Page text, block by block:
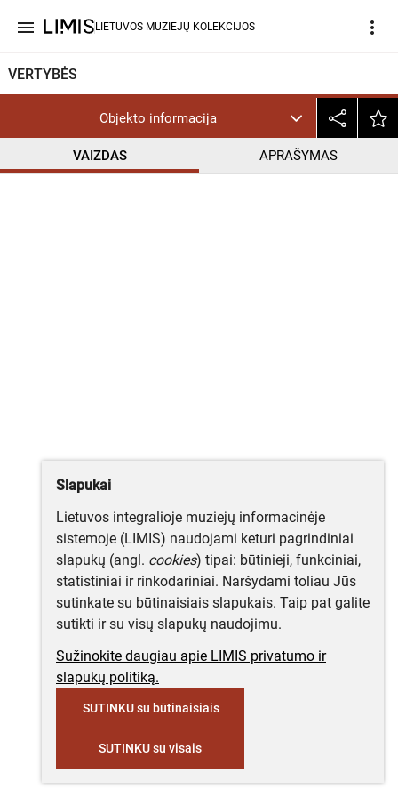
menu LIETUVOS MUZIEJŲ KOLEKCIJOS more_vert
VERTYBĖS
Objekto informacija
VAIZDAS APRAŠYMAS
InC help_outline
Slapukai
Lietuvos integralioje muziejų informacinėje
sistemoje (LIMIS) naudojami keturi pagrindiniai
slapukų (angl. cookies) tipai: būtinieji, funkciniai,
statistiniai ir rinkodariniai. Naršydami toliau Jūs
sutinkate su būtinaisiais slapukais. Taip pat galite
sutikti ir su visų slapukų naudojimu.
Sužinokite daugiau apie LIMIS privatumo ir
slapukų politiką.
SUTINKU su būtinaisiais
SUTINKU su visais